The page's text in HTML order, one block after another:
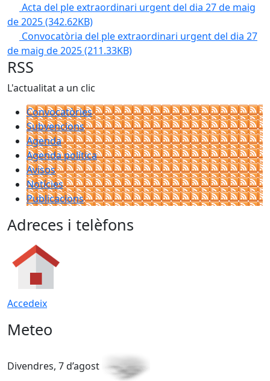
Acta del ple extraordinari urgent del dia 27 de maig
de 2025(342.62KB)
Convocatòria del ple extraordinari urgent del dia 27
de maig de 2025(211.33KB)
RSS
L'actualitat a un clic
Convocatòries
Subvencions
Agenda
Agenda política
Avisos
Notícies
Publicacions
Adreces i telèfons
Accedeix
Meteo
Divendres, 7 d’agost